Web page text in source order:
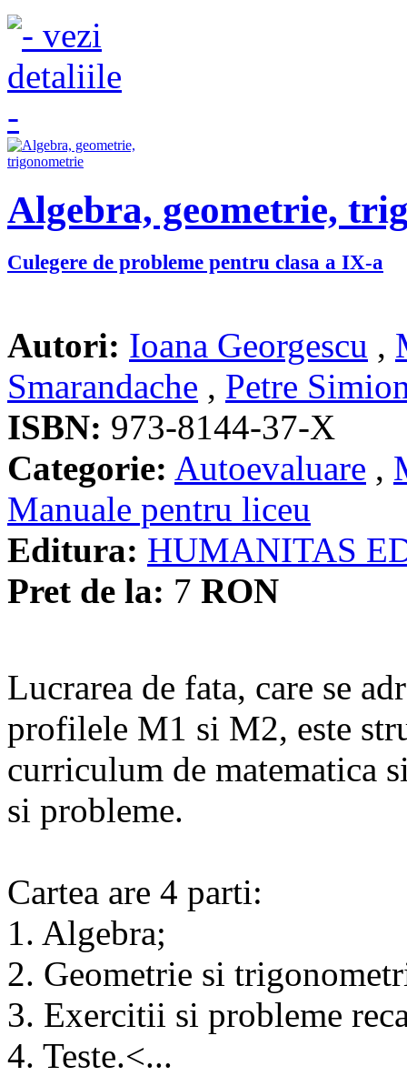
Algebra, geometrie,
Culegere de probleme pentru clasa a IX-a
Autori: Ioana Georgescu ,
Smarandache , Petre
ISBN: 973-8144-37-X
Categorie: Autoevaluare ,
Manuale pentru liceu
Editura: HUMANITAS
Pret de la: 7 RON
Lucrarea de fata, care se
profilele M1 si M2, este
curriculum de matematica
si probleme.
Cartea are 4 parti:
1. Algebra;
2. Geometrie si
3. Exercitii si probleme
4. Teste.<...